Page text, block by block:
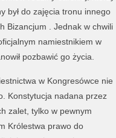
był do zajęcia tronu innego
Bizancjum . Jednak w chwili
namiestnikiem w
pozbawić go życia.
w Kongresówce nie
Konstytucja nadana przez
zalet, tylko w pewnym
Królestwa prawo do